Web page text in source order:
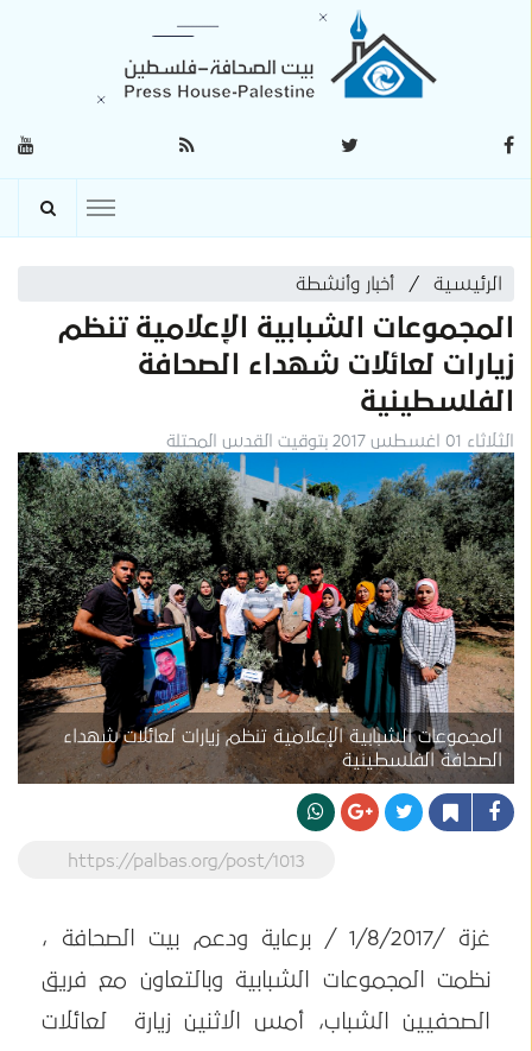
الرئيسية أخبار وأنشطة
المجموعات الشبابية الإعلامية تنظم
زيارات لعائلات شهداء الصحافة
الفلسطينية
الثلاثاء 01 اغسطس 2017 بتوقيت القدس المحتلة
المجموعات الشبابية الإعلامية تنظم زيارات لعائلات شهداء
الصحافة الفلسطينية
https://palbas.org/post/1013
غزة /1/8/2017 / برعاية ودعم بيت الصحافة ،
نظمت المجموعات الشبابية وبالتعاون مع فريق
الصحفيين الشباب، أمس الاثنين زيارة لعائلات